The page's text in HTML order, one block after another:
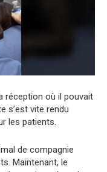
réception où il pouvait
s’est vite rendu
les patients.
de compagnie
Maintenant, le